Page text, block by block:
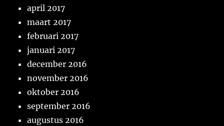
april 2017
maart 2017
februari 2017
januari 2017
december 2016
november 2016
oktober 2016
september 2016
augustus 2016